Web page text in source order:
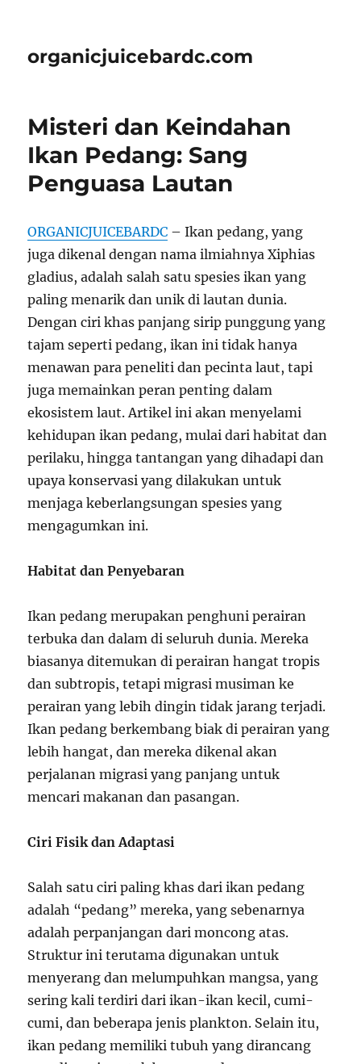
organicjuicebardc.com
Misteri dan Keindahan
Ikan Pedang: Sang
Penguasa Lautan
ORGANICJUICEBARDC – Ikan pedang, yang
juga dikenal dengan nama ilmiahnya Xiphias
gladius, adalah salah satu spesies ikan yang
paling menarik dan unik di lautan dunia.
Dengan ciri khas panjang sirip punggung yang
tajam seperti pedang, ikan ini tidak hanya
menawan para peneliti dan pecinta laut, tapi
juga memainkan peran penting dalam
ekosistem laut. Artikel ini akan menyelami
kehidupan ikan pedang, mulai dari habitat dan
perilaku, hingga tantangan yang dihadapi dan
upaya konservasi yang dilakukan untuk
menjaga keberlangsungan spesies yang
mengagumkan ini.
Habitat dan Penyebaran
Ikan pedang merupakan penghuni perairan
terbuka dan dalam di seluruh dunia. Mereka
biasanya ditemukan di perairan hangat tropis
dan subtropis, tetapi migrasi musiman ke
perairan yang lebih dingin tidak jarang terjadi.
Ikan pedang berkembang biak di perairan yang
lebih hangat, dan mereka dikenal akan
perjalanan migrasi yang panjang untuk
mencari makanan dan pasangan.
Ciri Fisik dan Adaptasi
Salah satu ciri paling khas dari ikan pedang
adalah “pedang” mereka, yang sebenarnya
adalah perpanjangan dari moncong atas.
Struktur ini terutama digunakan untuk
menyerang dan melumpuhkan mangsa, yang
sering kali terdiri dari ikan-ikan kecil, cumi-
cumi, dan beberapa jenis plankton. Selain itu,
ikan pedang memiliki tubuh yang dirancang